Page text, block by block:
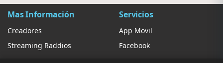
Mas Información
Creadores
Streaming Raddios
Servicios
App Movil
Facebook